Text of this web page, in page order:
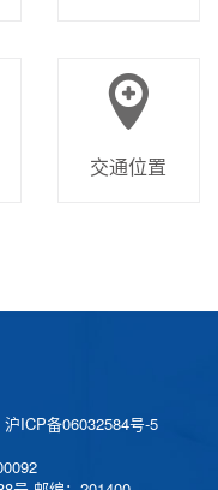
交通位置
沪ICP备06032584号-5